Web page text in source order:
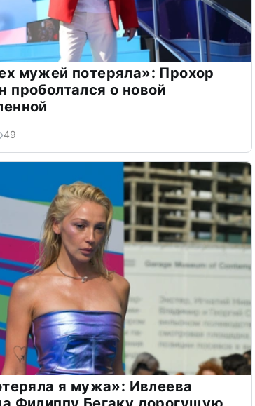
мужей потеряла»: Прохор
проболтался о новой
49
я мужа»: Ивлеева